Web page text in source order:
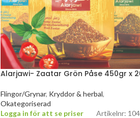
Alarjawi- Zaatar Grön Påse 450gr x
Flingor/Grynar, Kryddor & herbal,
Okategoriserad
Logga in för att se priser
Artikelnr: